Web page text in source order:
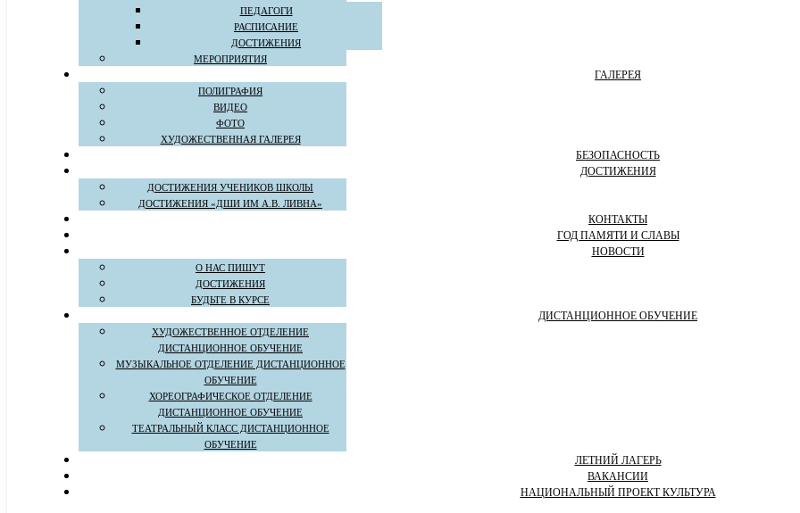
ПЕДАГОГИ
РАСПИСАНИЕ
ДОСТИЖЕНИЯ
МЕРОПРИЯТИЯ
ГАЛЕРЕЯ
ПОЛИГРАФИЯ
ВИДЕО
ФОТО
ХУДОЖЕСТВЕННАЯ ГАЛЕРЕЯ
БЕЗОПАСНОСТЬ
ДОСТИЖЕНИЯ
ДОСТИЖЕНИЯ УЧЕНИКОВ ШКОЛЫ
ДОСТИЖЕНИЯ «ДШИ ИМ А.В. ЛИВНА»
КОНТАКТЫ
ГОД ПАМЯТИ И СЛАВЫ
НОВОСТИ
О НАС ПИШУТ
ДОСТИЖЕНИЯ
БУДЬТЕ В КУРСЕ
ДИСТАНЦИОННОЕ ОБУЧЕНИЕ
ХУДОЖЕСТВЕННОЕ ОТДЕЛЕНИЕ
ДИСТАНЦИОННОЕ ОБУЧЕНИЕ
МУЗЫКАЛЬНОЕ ОТДЕЛЕНИЕ ДИСТАНЦИОННОЕ
ОБУЧЕНИЕ
ХОРЕОГРАФИЧЕСКОЕ ОТДЕЛЕНИЕ
ДИСТАНЦИОННОЕ ОБУЧЕНИЕ
ТЕАТРАЛЬНЫЙ КЛАСС ДИСТАНЦИОННОЕ
ОБУЧЕНИЕ
ЛЕТНИЙ ЛАГЕРЬ
ВАКАНСИИ
НАЦИОНАЛЬНЫЙ ПРОЕКТ КУЛЬТУРА